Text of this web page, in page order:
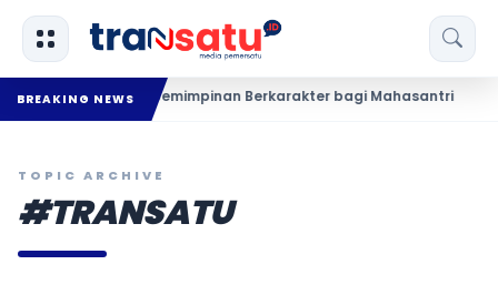
BREAKING NEWS
Kepemimpinan Berkarakter bagi Mahasantri KKN UIN
TOPIC ARCHIVE
#TRANSATU